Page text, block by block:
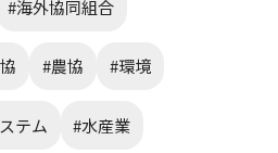
#海外協同組合
#農協 #環境
テム #水産業